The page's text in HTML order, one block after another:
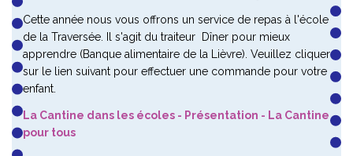
Cette année nous vous offrons un service de repas à l'école
de la Traversée. Il s'agit du traiteur Dîner pour mieux
apprendre (Banque alimentaire de la Lièvre). Veuillez cliquer
sur le lien suivant pour effectuer une commande pour votre
enfant.
La Cantine dans les écoles - Présentation - La Cantine
pour tous